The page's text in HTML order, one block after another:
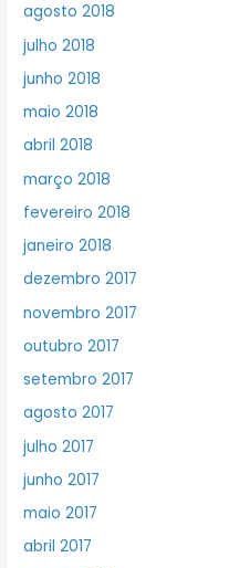
agosto 2018
julho 2018
junho 2018
maio 2018
abril 2018
março 2018
fevereiro 2018
janeiro 2018
dezembro 2017
novembro 2017
outubro 2017
setembro 2017
agosto 2017
julho 2017
junho 2017
maio 2017
abril 2017